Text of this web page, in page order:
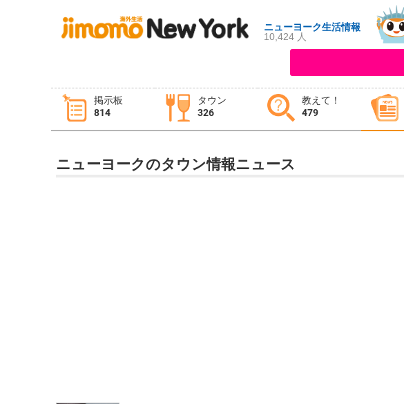
ニューヨーク生活情報
10,424 人
掲示板
814
タウン
326
教えて！
479
タウン情報
イベント 求人
ニューヨークのタウン情報ニュース